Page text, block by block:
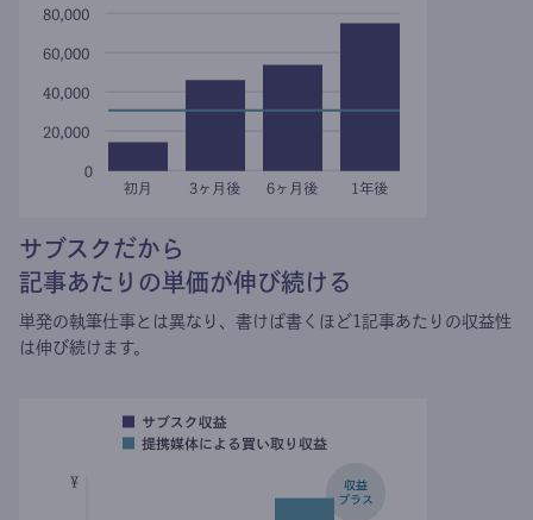
サブスクだから
記事あたりの単価が伸び続ける
単発の執筆仕事とは異なり、 書けば書くほど1記事あたりの収益性
は伸び続けます。